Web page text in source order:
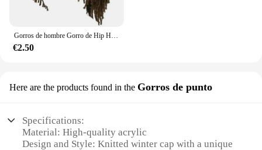
Gorros de hombre Gorro de Hip Hop hecho a mano de ganchillo Gorro cálido de invierno Gorro Halloween Navidad Regalos de cumpleaños Peluca de fiesta divertida
€2.50
Here are the products found in the Gorros de punto
Specifications:
Material: High-quality acrylic
Design and Style: Knitted winter cap with a unique